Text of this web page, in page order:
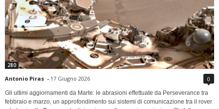
280
Antonio Piras - 17 Giugno 2026 0
Gli ultimi aggiornamenti da Marte: le abrasioni effettuate da Perseverance tra
febbraio e marzo, un approfondimento sui sistemi di comunicazione tra il rover